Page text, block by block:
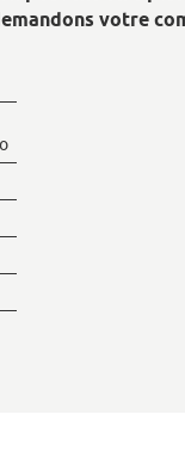
votre